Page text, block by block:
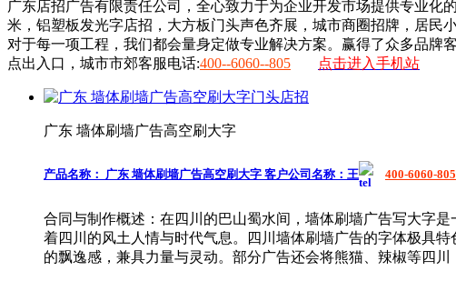
广东店招广告有限责任公司 ，全心致力于为企业开发市场提供专业化
米，铝塑板发光字店招，大方板门头声色齐展，城市商圈招牌，居民
对于每一项工程，我们都会量身定做专业解决方案。赢得了众多品牌
点出入口，城市市郊客服电话:400--6060--805 点击进入手机站
广东 墙体刷墙广告高空刷大字
产品名称： 广东 墙体刷墙广告高空刷大字 客户公司名称： 王 400-6060-805
合同与制作概述： 在四川的巴山蜀水间，墙体刷墙广告写大字
着四川的风土人情与时代气息。四川墙体刷墙广告的字体极具
的飘逸感，兼具力量与灵动。部分广告还会将熊猫、辣椒等四川